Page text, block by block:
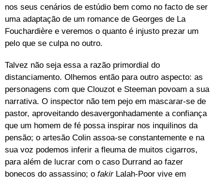
nos seus cenários de estúdio bem como no facto de ser
uma adaptação de um romance de Georges de La
Fouchardière e veremos o quanto é injusto prezar um
pelo que se culpa no outro.
Talvez não seja essa a razão primordial do
distanciamento. Olhemos então para outro aspecto: as
personagens com que Clouzot e Steeman povoam a sua
narrativa. O inspector não tem pejo em mascarar-se de
pastor, aproveitando desavergonhadamente a confiança
que um homem de fé possa inspirar nos inquilinos da
pensão; o artesão Colin assoa-se constantemente e na
sua voz podemos inferir a fleuma de muitos cigarros,
para além de lucrar com o caso Durrand ao fazer
bonecos do assassino; o fakirLalah-Poor vive em